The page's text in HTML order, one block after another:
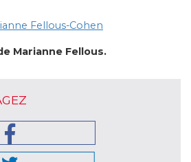
Fellous-Cohen
Marianne Fellous.